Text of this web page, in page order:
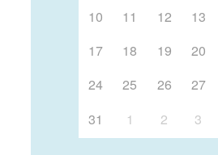
10
11 12 13
17
18 19 20
24
25 26 27
31
1 2 3